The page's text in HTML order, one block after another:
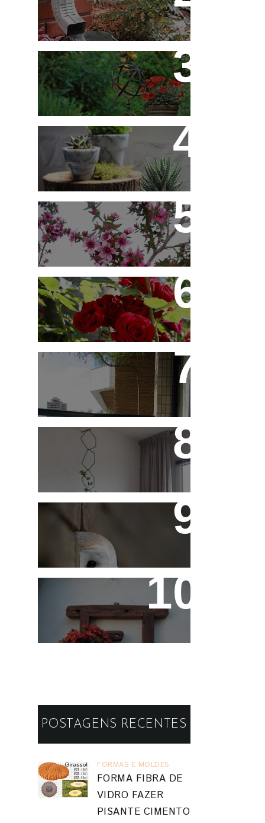
[Faça Você Mesmo]
Flores em Meu Jardim o
Ano Todo
10 Novos Vasinhos na
Decoração - Parte 1
Érica Japonesa -
Aprenda a Cultivar
Você Sabe Tudo Sobre
Rosas?
Saiba Tudo Sobre
Jardins de Inverno
Treliças, Ganchos e
Suportes - Parte 1
Fotos de Domingo - As
Melhores da Semana
Madeira - Painéis e
Vasos de Parede
POSTAGENS RECENTES
FORMAS E MOLDES
FORMA FIBRA DE
VIDRO FAZER
PISANTE CIMENTO